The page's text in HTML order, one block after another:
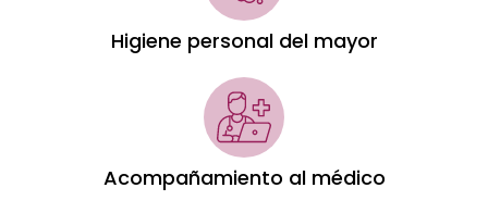
Higiene personal del mayor
Acompañamiento al médico